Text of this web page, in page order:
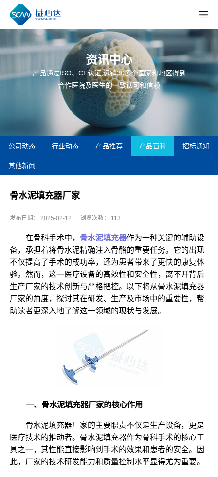
资讯中心
产品通过ISO、CE认证,远销30多个国家和地区得到
合作医院及医生的一致认可和信赖
公司动态 行业动态 产品推荐 产品百科 招标通知
其他新闻
骨水泥填充器厂家
发布日期： 2025-02-12 浏览次数： 113
在骨科手术中， 骨水泥填充器作为一种关键的辅助设
备，承担着将骨水泥精确注入骨骼的重要任务。它的出现
不仅提高了手术的成功率，还为患者带来了更快的康复体
验。然而，这一医疗设备的高效性和安全性，离不开背后
生产厂家的技术创新与严格把控。以下将从骨水泥填充器
厂家的角度，探讨其在研发、生产及市场中的重要性，帮
助读者更深入地了解这一领域的现状与发展。
一、骨水泥填充器厂家的核心作用
骨水泥填充器厂家的主要职责不仅是生产设备，更是
医疗技术的推动者。骨水泥填充器作为骨科手术的核心工
具之一，其性能直接影响到手术的效果和患者的安全。因
此，厂家的技术研发能力和质量控制水平显得尤为重要。